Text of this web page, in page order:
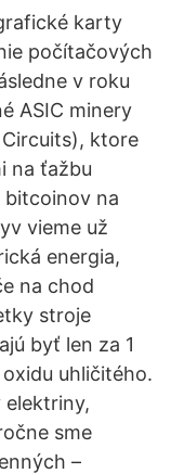
karty
počítačových
v roku
ASIC minery
ktore
na ťažbu
bitcoinov na
vieme už
energia,
na chod
stroje
byť len za 1
uhličitého.
sme
–